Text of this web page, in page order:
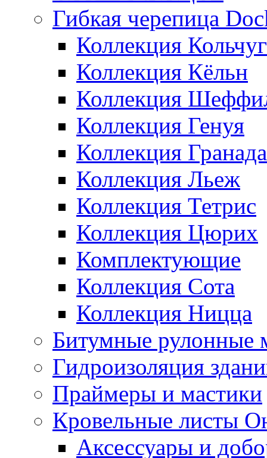
Гибкая черепица
Коллекция
Коллекция Кёльн
Коллекция
Коллекция Генуя
Коллекция Гранада
Коллекция Льеж
Коллекция Тетрис
Коллекция Цюрих
Комплектующие
Коллекция Сота
Коллекция Ницца
Битумные рулонные
Гидроизоляция
Праймеры и мастики
Кровельные листы
Аксессуары и